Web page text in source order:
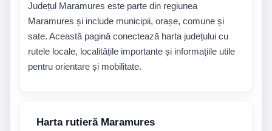
Județul Maramures este parte din regiunea
Maramures și include municipii, orașe, comune și
sate. Această pagină conectează harta județului cu
rutele locale, localitățile importante și informațiile utile
pentru orientare și mobilitate.
Harta rutieră Maramures